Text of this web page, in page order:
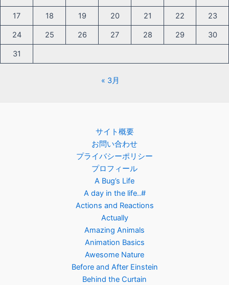
17 18 19 20 21 22 23
24 25 26 27 28 29 30
31
« 3月
サイト概要
お問い合わせ
プライバシーポリシー
プロフィール
A Bug’s Life
A day in the life..#
Actions and Reactions
Actually
Amazing Animals
Animation Basics
Awesome Nature
Before and After Einstein
Behind the Curtain